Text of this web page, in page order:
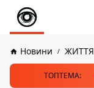
Новини ЖИТТЯ
ТОПТЕМА: